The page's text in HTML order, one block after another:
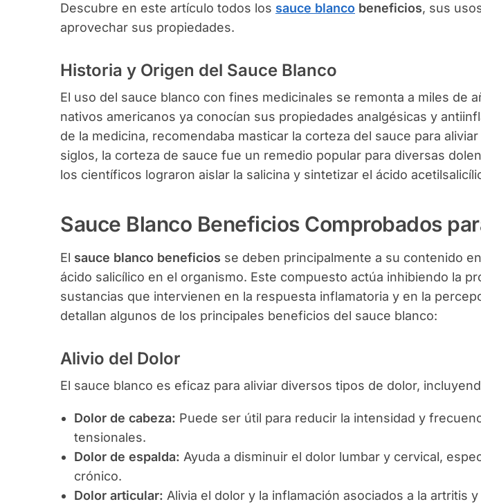
Descubre en este artículo todos los sauce blanco beneficios, sus
aprovechar sus propiedades.
Historia y Origen del Sauce Blanco
El uso del sauce blanco con fines medicinales se remonta a miles de
nativos americanos ya conocían sus propiedades analgésicas y
de la medicina, recomendaba masticar la corteza del sauce para
siglos, la corteza de sauce fue un remedio popular para diversas
los científicos lograron aislar la salicina y sintetizar el ácido
Sauce Blanco Beneficios Comprobados
El sauce blanco beneficios se deben principalmente a su contenido
ácido salicílico en el organismo. Este compuesto actúa inhibiendo la
sustancias que intervienen en la respuesta inflamatoria y en la
detallan algunos de los principales beneficios del sauce blanco:
Alivio del Dolor
El sauce blanco es eficaz para aliviar diversos tipos de dolor,
Dolor de cabeza: Puede ser útil para reducir la intensidad y
tensionales.
Dolor de espalda: Ayuda a disminuir el dolor lumbar y cervical,
crónico.
Dolor articular: Alivia el dolor y la inflamación asociados a la artritis